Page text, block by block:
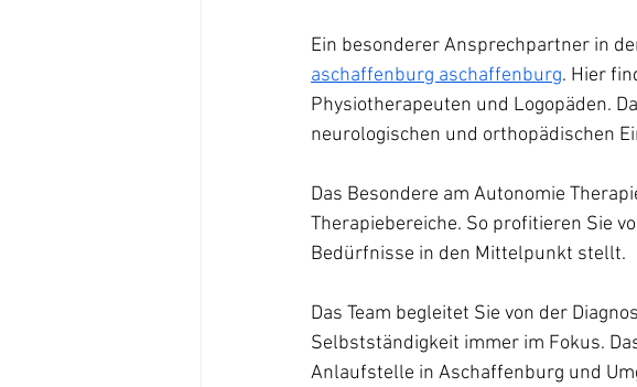
Ein besonderer Ansprechpartner in
aschaffenburg aschaffenburg. Hier
Physiotherapeuten und Logopäden.
neurologischen und orthopädischen
Das Besondere am Autonomie
Therapiebereiche. So profitieren Sie
Bedürfnisse in den Mittelpunkt stellt.
Das Team begleitet Sie von der
Selbstständigkeit immer im Fokus.
Anlaufstelle in Aschaffenburg und